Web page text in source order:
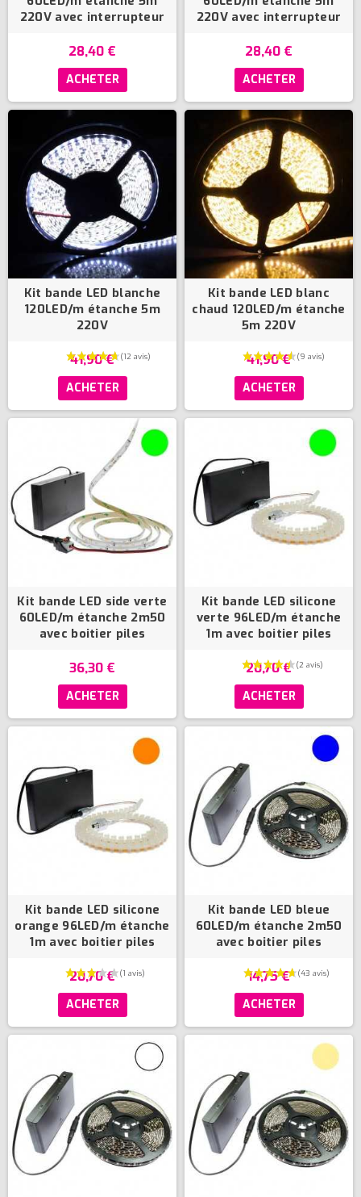
(6 avis)
220V avec interrupteur
28,40 €
ACHETER
220V avec interrupteur
28,40 €
ACHETER
Kit bande LED blanche
120LED/m étanche 5m
220V
41,90 €
ACHETER
Kit bande LED blanc
chaud 120LED/m étanche
5m 220V
41,90 €
ACHETER
Kit bande LED side verte
60LED/m étanche 2m50
avec boitier piles
36,30 €
ACHETER
Kit bande LED silicone
verte 96LED/m étanche
1m avec boitier piles
20,70 €
ACHETER
Kit bande LED silicone
orange 96LED/m étanche
1m avec boitier piles
20,70 €
ACHETER
Kit bande LED bleue
60LED/m étanche 2m50
avec boitier piles
14,75 €
ACHETER